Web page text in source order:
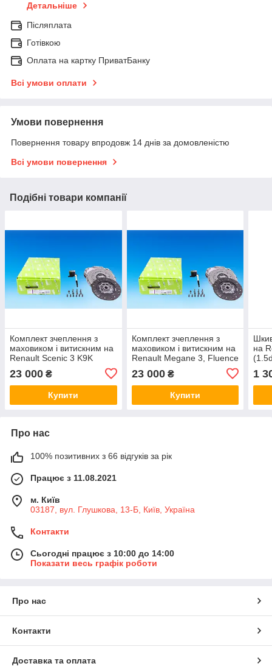
Детальніше
Післяплата
Готівкою
Оплата на картку ПриватБанку
Всі умови оплати
Умови повернення
Повернення товару впродовж 14 днів за домовленістю
Всі умови повернення
Подібні товари компанії
Комплект зчеплення з
маховиком і витискним на
Renault Scenic 3 K9K
23 000 ₴
Купити
Комплект зчеплення з
маховиком і витискним на
Renault Megane 3, Fluence
837432
23 000₴
Купити
на
1
Про нас
100% позитивних з 66 відгуків за рік
Працює з 11.08.2021
м. Київ
03187, вул. Глушкова, 13-Б, Київ, Україна
Контакти
Сьогодні працює з 10:00 до 14:00
Показати весь графік роботи
Про нас
Контакти
Доставка та оплата